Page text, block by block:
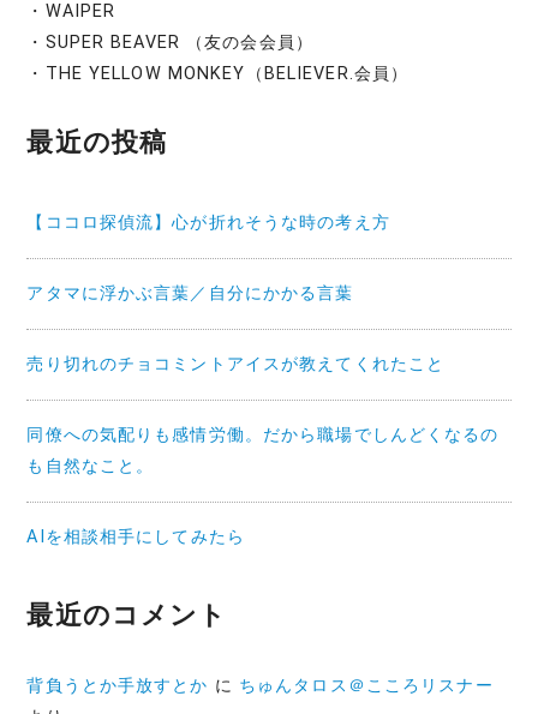
・WAIPER
・SUPER BEAVER （友の会会員）
・THE YELLOW MONKEY（BELIEVER.会員）
最近の投稿
【ココロ探偵流】心が折れそうな時の考え方
アタマに浮かぶ言葉／自分にかかる言葉
売り切れのチョコミントアイスが教えてくれたこと
同僚への気配りも感情労働。だから職場でしんどくなるの
も自然なこと。
AIを相談相手にしてみたら
最近のコメント
背負うとか手放すとか に ちゅんタロス＠こころリスナー